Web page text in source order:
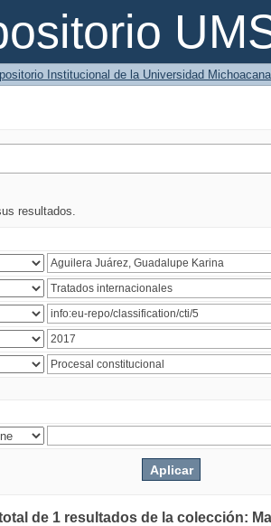
Institucional de la Universidad
resultados.
de 1 resultados de la colección: